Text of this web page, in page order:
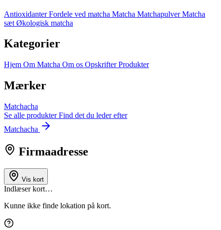
AntioxidanterFordele ved matcha Matcha MatchapulverMatcha
sæt Økologisk matcha
Kategorier
Hjem Om Matcha Om os OpskrifterProdukter
Mærker
Matchacha
Se alle produkterFind det du leder efter
Matchacha
Firmaadresse
Vis kort
Indlæser kort…
Kunne ikke finde lokation på kort.